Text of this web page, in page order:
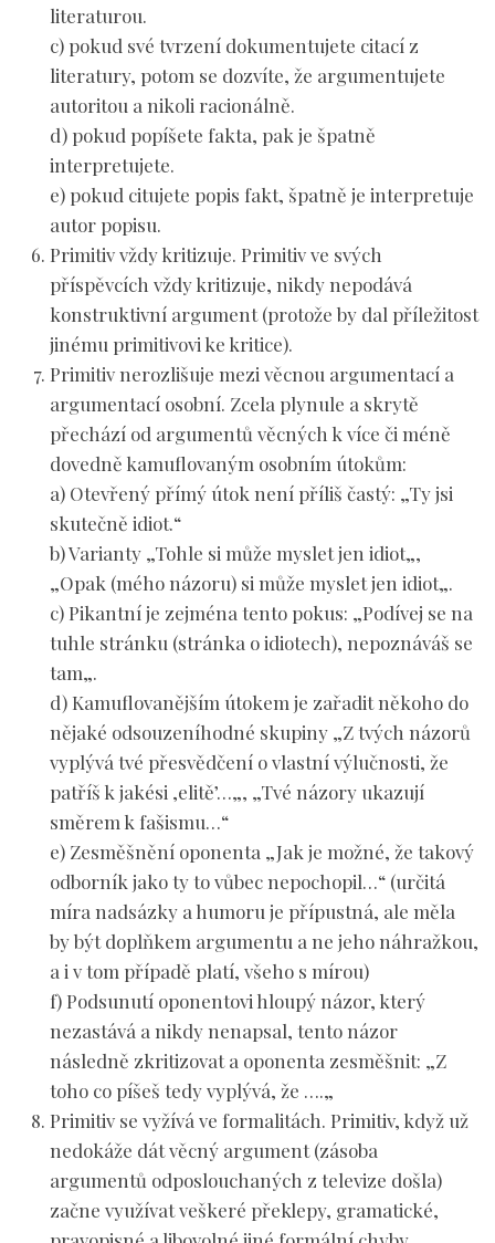
literaturou.
c) pokud své tvrzení dokumentujete citací z
literatury, potom se dozvíte, že argumentujete
autoritou a nikoli racionálně.
d) pokud popíšete fakta, pak je špatně
interpretujete.
e) pokud citujete popis fakt, špatně je interpretuje
autor popisu.
Primitiv vždy kritizuje. Primitiv ve svých
příspěvcích vždy kritizuje, nikdy nepodává
konstruktivní argument (protože by dal příležitost
jinému primitivovi ke kritice).
Primitiv nerozlišuje mezi věcnou argumentací a
argumentací osobní. Zcela plynule a skrytě
přechází od argumentů věcných k více či méně
dovedně kamuflovaným osobním útokům:
a) Otevřený přímý útok není příliš častý: „Ty jsi
skutečně idiot.“
b) Varianty „Tohle si může myslet jen idiot„,
„Opak (mého názoru) si může myslet jen idiot„.
c) Pikantní je zejména tento pokus: „Podívej se na
tuhle stránku (stránka o idiotech), nepoznáváš se
tam„.
d) Kamuflovanějším útokem je zařadit někoho do
nějaké odsouzeníhodné skupiny „Z tvých názorů
vyplývá tvé přesvědčení o vlastní výlučnosti, že
patříš k jakési ‚elitě’…„, „Tvé názory ukazují
směrem k fašismu…“
e) Zesměšnění oponenta „Jak je možné, že takový
odborník jako ty to vůbec nepochopil…“ (určitá
míra nadsázky a humoru je přípustná, ale měla
by být doplňkem argumentu a ne jeho náhražkou,
a i v tom případě platí, všeho s mírou)
f) Podsunutí oponentovi hloupý názor, který
nezastává a nikdy nenapsal, tento názor
následně zkritizovat a oponenta zesměšnit: „Z
toho co píšeš tedy vyplývá, že ….„
Primitiv se vyžívá ve formalitách. Primitiv, když už
nedokáže dát věcný argument (zásoba
argumentů odposlouchaných z televize došla)
začne využívat veškeré překlepy, gramatické,